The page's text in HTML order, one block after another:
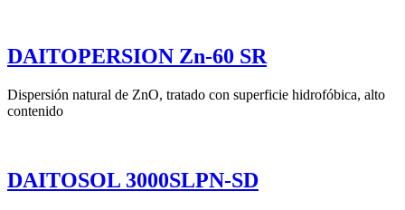
DAITOPERSION Zn-60 SR
Dispersión natural de ZnO, tratado con superficie hidrofóbica, alto
contenido
DAITOSOL 3000SLPN-SD